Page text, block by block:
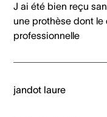
J ai été bien reçu
une prothèse dont le
professionnelle
jandot laure